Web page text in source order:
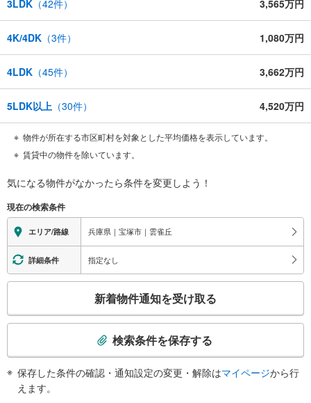
3LDK （42件） 3,565万円
4K/4DK （3件） 1,080万円
4LDK （45件） 3,662万円
5LDK以上 （30件） 4,520万円
物件が所在する市区町村を対象とした平均価格を表示しています。
賃貸中の物件を除いています。
気になる物件がなかったら条件を変更しよう！
現在の検索条件
エリア/路線 兵庫県｜宝塚市｜雲雀丘
詳細条件 指定なし
検
新着物件通知を受け取る
検索条件を保存する
保存した条件の確認・通知設定の変更・解除はマイページから行
えます。